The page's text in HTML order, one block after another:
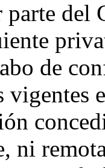
parte del
de
vigentes
ni